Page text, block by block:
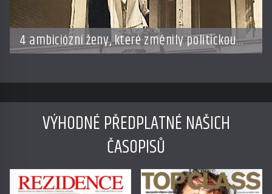
4 ambiciózní ženy, které změnily politickou
hru: Manželé je posílali do kuchyně marně
VÝHODNÉ PŘEDPLATNÉ NAŠICH
ČASOPISŮ